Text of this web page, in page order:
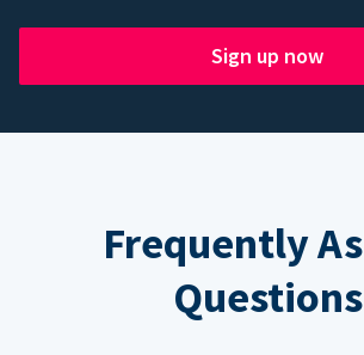
Sign up now
Frequently
Questions